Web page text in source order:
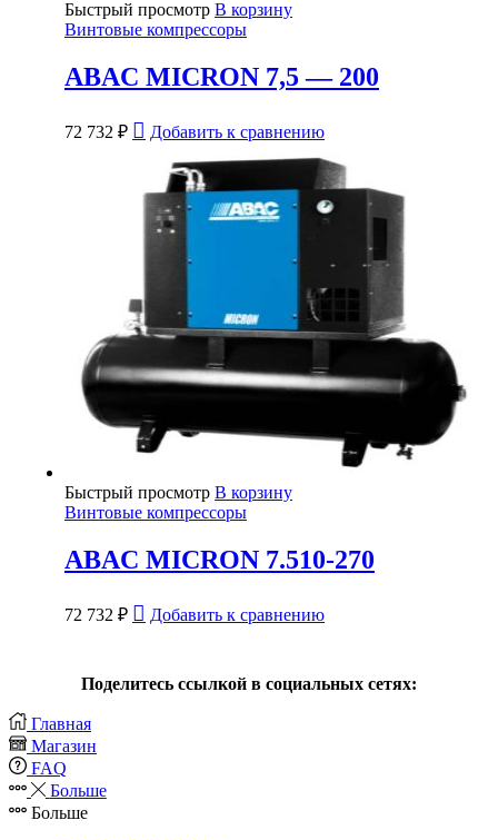
Быстрый просмотр В корзину
Винтовые компрессоры
ABAC MICRON 7,5 — 200
72 732 ₽ Добавить к сравнению
Быстрый просмотр В корзину
Винтовые компрессоры
ABAC MICRON 7.510-270
72 732 ₽ Добавить к сравнению
Поделитесь ссылкой в социальных сетях:
Главная
Магазин
FAQ
Больше
Больше